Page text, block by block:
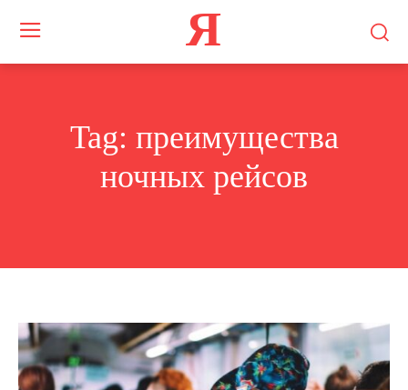
Я
Tag: преимущества
ночных рейсов